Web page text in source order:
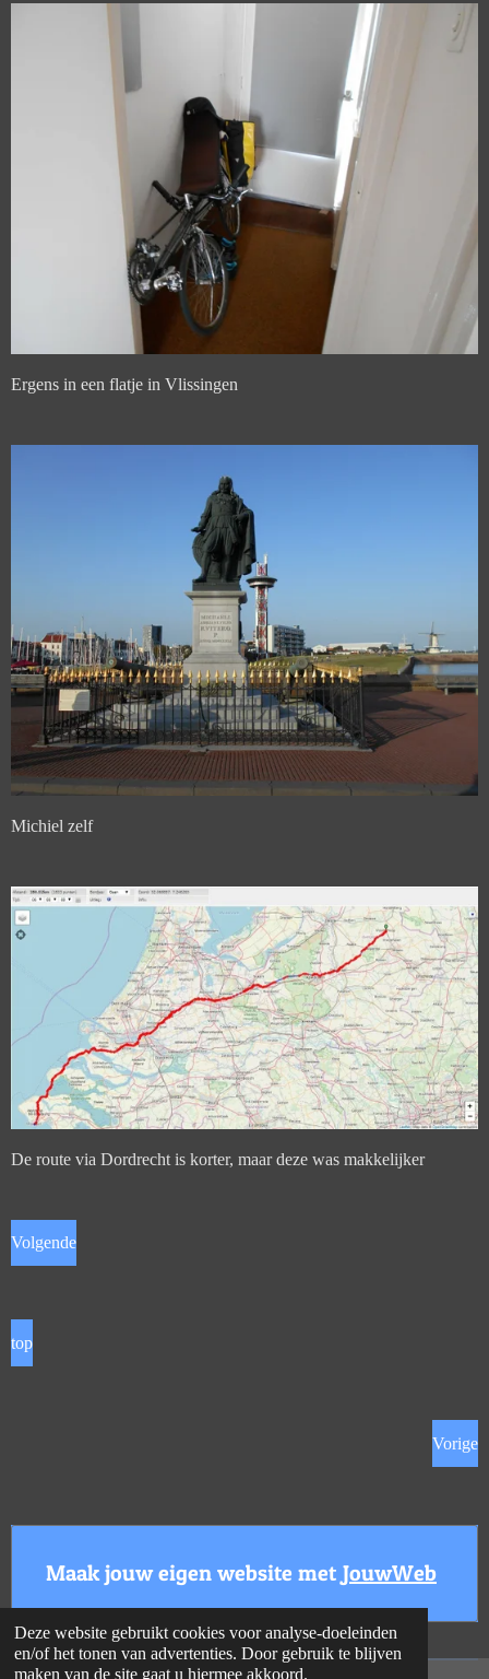
Deze website gebruikt cookies voor analyse-doeleinden
en/of het tonen van advertenties. Door gebruik te blijven
maken van de site gaat u hiermee akkoord.
Ergens in een flatje in Vlissingen
Michiel zelf
De route via Dordrecht is korter, maar deze was makkelijker
Volgende
top
Vorige
Maak jouw eigen website met JouwWeb